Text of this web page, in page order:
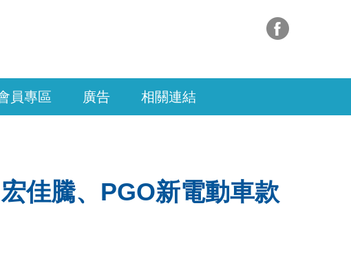
員專區 廣告 相關連結
佳騰、PGO新電動車款